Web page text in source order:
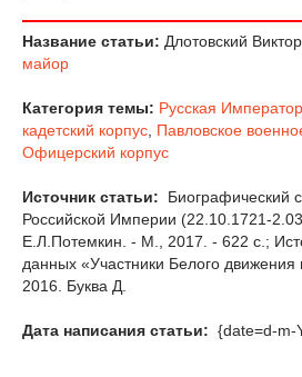
Название статьи: Длотовский
майор
Категория темы: Русская
кадетский корпус Павловское
Офицерский корпус
Источник статьи:
Биографический
Российской Империи (22.10.1721-
Е.Л.Потемкин. - М., 2017. - 622 с.;
данных «Участники Белого движения
2016. Буква Д.
Дата написания статьи: {date=d-m-